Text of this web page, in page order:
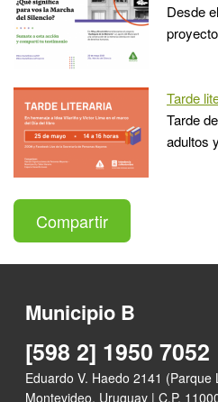
Desde
Tarde
Tarde
adultos
Compartir
Municipio B
[598 2] 1950 7052
Eduardo V. Haedo 2141 (Parque
Montevideo, Uruguay | C.P.